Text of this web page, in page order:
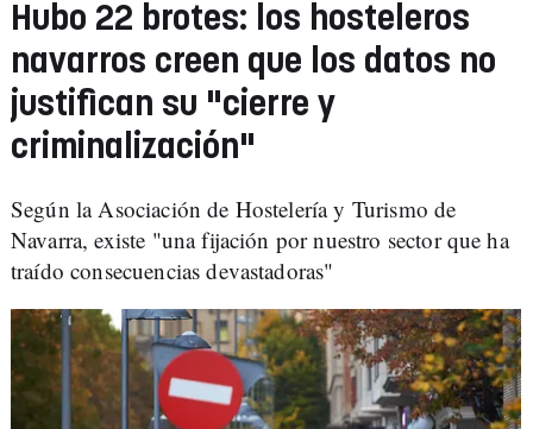
Hubo 22 brotes: los hosteleros
navarros creen que los datos no
justifican su "cierre y
criminalización"
Según la Asociación de Hostelería y Turismo de
Navarra, existe "una fijación por nuestro sector que ha
traído consecuencias devastadoras"